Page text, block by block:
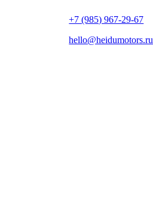
+7 (985) 967-29-67
hello@heidumotors.ru